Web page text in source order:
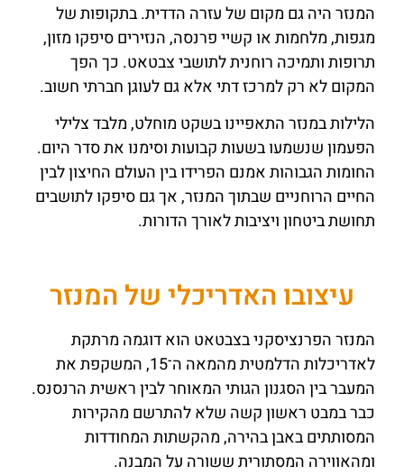
המנזר היה גם מקום של עזרה הדדית. בתקופות של
מגפות, מלחמות או קשיי פרנסה, הנזירים סיפקו מזון,
תרופות ותמיכה רוחנית לתושבי צבטאט. כך הפך
המקום לא רק למרכז דתי אלא גם לעוגן חברתי חשוב.
הלילות במנזר התאפיינו בשקט מוחלט, מלבד צלילי
הפעמון שנשמעו בשעות קבועות וסימנו את סדר היום.
החומות הגבוהות אמנם הפרידו בין העולם החיצון לבין
החיים הרוחניים שבתוך המנזר, אך גם סיפקו לתושבים
תחושת ביטחון ויציבות לאורך הדורות.
עיצובו האדריכלי של המנזר
המנזר הפרנציסקני בצבטאט הוא דוגמה מרתקת
לאדריכלות הדלמטית מהמאה ה־15, המשקפת את
המעבר בין הסגנון הגותי המאוחר לבין ראשית הרנסנס.
כבר במבט ראשון קשה שלא להתרשם מהקירות
המסותתים באבן בהירה, מהקשתות המחודדות
ומהאווירה המסתורית ששורה על המבנה.